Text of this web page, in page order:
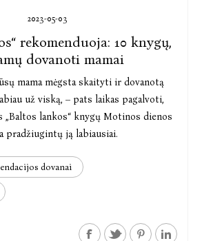
2023-05-03
rekomenduoja: 10 knygų,
dovanoti mamai
mama mėgsta skaityti ir dovanotą
už viską, – pats laikas pagalvoti,
lankos“ knygų Motinos dienos
pradžiugintų ją labiausiai.
dovanai